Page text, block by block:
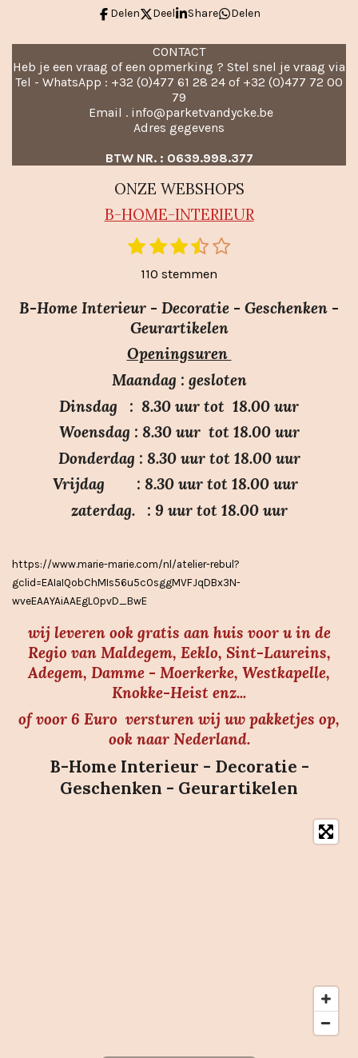
Delen Deel Share Delen
CONTACT
Heb je een vraag of een opmerking ? Stel snel je vraag via
Tel - WhatsApp : +32 (0)477 61 28 24 of +32 (0)477 72 00
79
Email . info@parketvandycke.be
Adres gegevens
BTW NR. : 0639.998.377
ONZE WEBSHOPS
B-HOME-INTERIEUR
e
n
1
e
r
2
s
t
e
r
e
n
3
s
t
e
r
e
n
4
t
e
r
e
n
5
t
e
r
e
n
S
m
110 stemmen
B-Home Interieur - Decoratie - Geschenken -
Geurartikelen
Openingsuren
Maandag : gesloten
Dinsdag : 8.30 uur tot 18.00 uur
Woensdag : 8.30 uur tot 18.00 uur
Donderdag : 8.30 uur tot 18.00 uur
Vrijdag : 8.30 uur tot 18.00 uur
zaterdag. : 9 uur tot 18.00 uur
https://www.marie-marie.com/nl/atelier-rebul?
gclid=EAIaIQobChMIs56u5cOsggMVFJqDBx3N-
wveEAAYAiAAEgLOpvD_BwE
wij leveren ook gratis aan huis voor u in de
Regio van Maldegem, Eeklo, Sint-Laureins,
Adegem, Damme - Moerkerke, Westkapelle,
Knokke-Heist enz...
of voor 6 Euro versturen wij uw pakketjes op,
ook naar Nederland.
B-Home Interieur - Decoratie -
Geschenken - Geurartikelen